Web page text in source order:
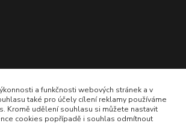
a funkčnosti webových stránek a v
také pro účely cílení reklamy používáme
Kromě udělení souhlasu si můžete nastavit
cookies popřípadě i souhlas odmítnout